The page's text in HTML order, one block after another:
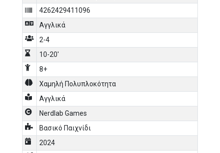
4262429411096
Αγγλικά
2-4
10-20'
8+
Χαμηλή Πολυπλοκότητα
Αγγλικά
Nerdlab Games
Βασικό Παιχνίδι
2024